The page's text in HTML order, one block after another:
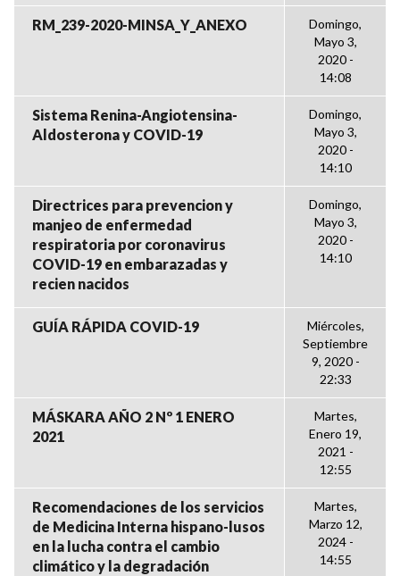
RM_239-2020-MINSA_Y_ANEXO
Domingo,
Mayo 3,
2020 -
14:08
Sistema Renina-Angiotensina-
Aldosterona y COVID-19
Domingo,
Mayo 3,
2020 -
14:10
Directrices para prevencion y
manjeo de enfermedad
respiratoria por coronavirus
COVID-19 en embarazadas y
recien nacidos
Domingo,
Mayo 3,
2020 -
14:10
GUÍA RÁPIDA COVID-19
Miércoles,
Septiembre
9, 2020 -
22:33
MÁSKARA AÑO 2 Nº 1 ENERO
2021
Martes,
Enero 19,
2021 -
12:55
Recomendaciones de los servicios
de Medicina Interna hispano-lusos
en la lucha contra el cambio
climático y la degradación
Martes,
Marzo 12,
2024 -
14:55